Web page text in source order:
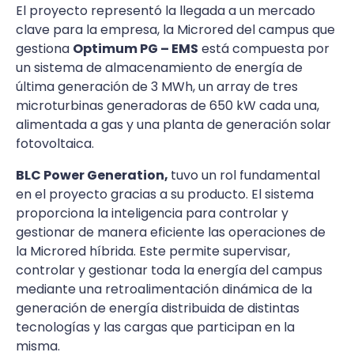
El proyecto representó la llegada a un mercado
clave para la empresa, la Microred del campus que
gestiona Optimum PG – EMS está compuesta por
un sistema de almacenamiento de energía de
última generación de 3 MWh, un array de tres
microturbinas generadoras de 650 kW cada una,
alimentada a gas y una planta de generación solar
fotovoltaica.
BLC Power Generation, tuvo un rol fundamental
en el proyecto gracias a su producto. El sistema
proporciona la inteligencia para controlar y
gestionar de manera eficiente las operaciones de
la Microred híbrida. Este permite supervisar,
controlar y gestionar toda la energía del campus
mediante una retroalimentación dinámica de la
generación de energía distribuida de distintas
tecnologías y las cargas que participan en la
misma.